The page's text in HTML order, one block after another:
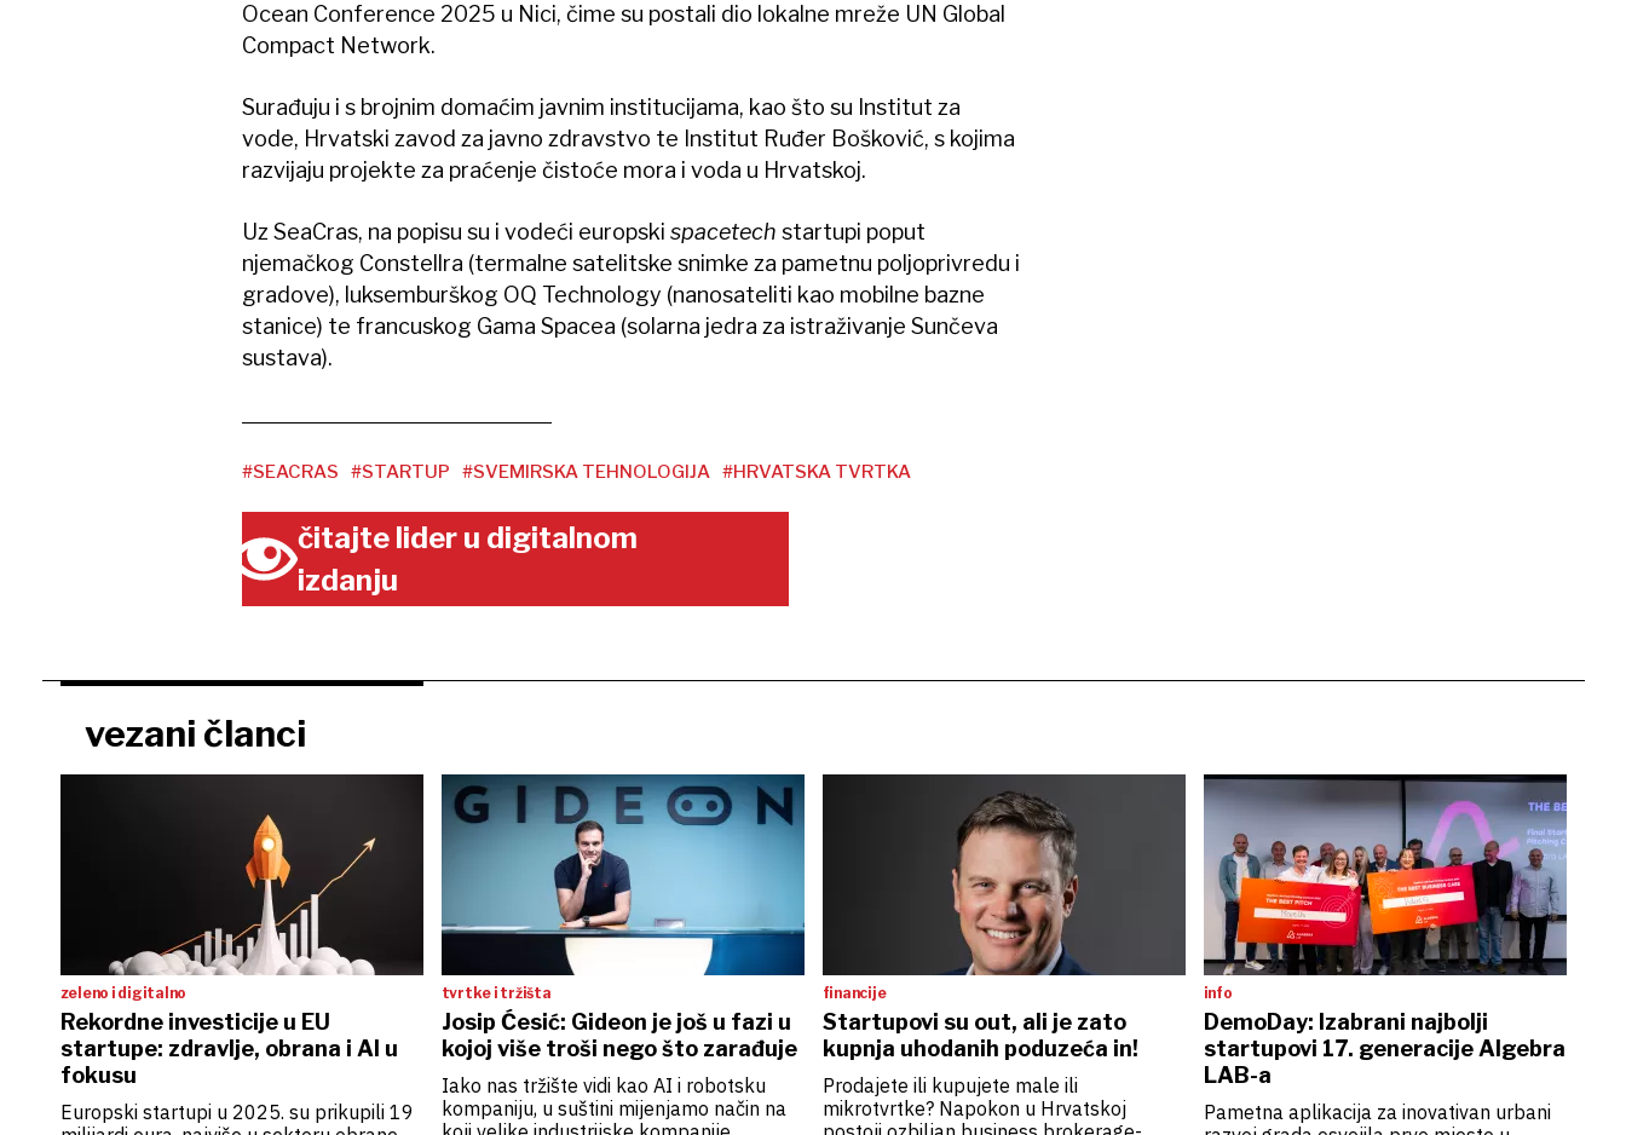
Ocean Conference 2025 u Nici, čime su postali dio lokalne mreže UN Global
Compact Network.
Surađuju i s brojnim domaćim javnim institucijama, kao što su Institut za
vode, Hrvatski zavod za javno zdravstvo te Institut Ruđer Bošković, s kojima
razvijaju projekte za praćenje čistoće mora i voda u Hrvatskoj.
Uz SeaCras, na popisu su i vodeći europski spacetech startupi poput
njemačkog Constellra (termalne satelitske snimke za pametnu poljoprivredu i
gradove), luksemburškog OQ Technology (nanosateliti kao mobilne bazne
stanice) te francuskog Gama Spacea (solarna jedra za istraživanje Sunčeva
sustava).
#SEACRAS #STARTUP #SVEMIRSKA TEHNOLOGIJA #HRVATSKA TVRTKA
čitajte lider u digitalnom
izdanju
vezani članci
zeleno i digitalno
Rekordne investicije u EU
startupe: zdravlje, obrana i AI u
fokusu
Europski startupi u 2025. su prikupili 19
tvrtke i tržišta
Josip Ćesić: Gideon je još u fazi u
kojoj više troši nego što zarađuje
Iako nas tržište vidi kao AI i robotsku
kompaniju, u suštini mijenjamo način na
financije
Startupovi su out, ali je zato
kupnja uhodanih poduzeća in!
Prodajete ili kupujete male ili
mikrotvrtke? Napokon u Hrvatskoj
info
DemoDay: Izabrani najbolji
startupovi 17. generacije Algebra
LAB-a
Pametna aplikacija za inovativan urbani